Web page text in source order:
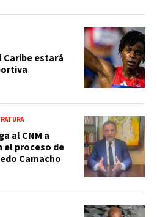
estará
al CNM a
el proceso de
Camacho